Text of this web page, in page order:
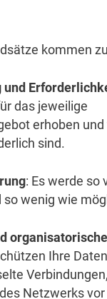
kommen
und
das jeweilige
erhoben
sind.
: Es werde so
wenig wie
Ihre
Netzwerks